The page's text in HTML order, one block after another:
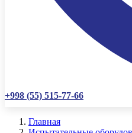
+998 (55) 515-77-66
Главная